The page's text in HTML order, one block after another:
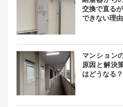
交換で直る
できない理
マンション
原因と解決
はどうなる？